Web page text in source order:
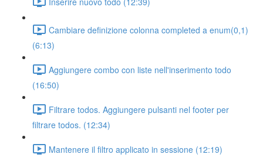
Cambiare definizione colonna completed a enum(0,1)
(6:13)
Aggiungere combo con liste nell'inserimento todo
(16:50)
Filtrare todos. Aggiungere pulsanti nel footer per
filtrare todos. (12:34)
Mantenere il filtro applicato in sessione (12:19)